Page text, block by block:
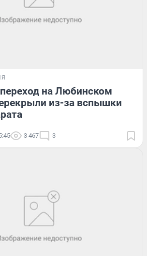
на Любинском
из-за вспышки
3 467 3